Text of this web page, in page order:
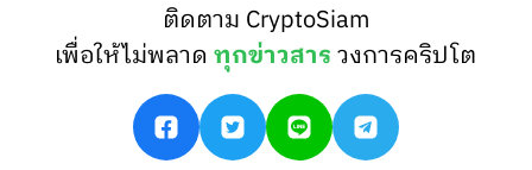
ติดตาม CryptoSiam
เพื่อให้ไม่พลาดทุกข่าวสารวงการคริปโต